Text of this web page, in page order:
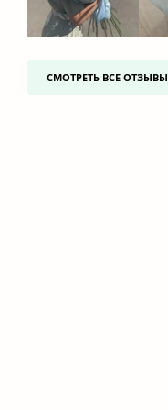
СМОТРЕТЬ ВСЕ ОТЗЫВЫ